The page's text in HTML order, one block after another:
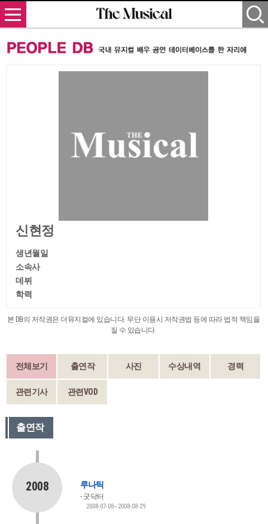
신현정
생년월일
소속사
데뷔
학력
본 DB의 저작권은 더뮤지컬에 있습니다. 무단 이용시 저작권법 등에 따라 법적 책임을
질 수 있습니다.
전체보기 출연작 사진 수상내역 경력
관련기사 관련VOD
출연작
2008 루나틱
굿닥터
2008-07-08~2008-08-29